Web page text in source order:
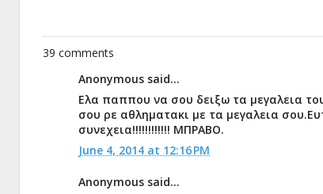
39 comments
Anonymous said...
Eλα παππου να σου δειξω τα μεγαλεια
σου ρε αθληματακι με τα μεγαλεια
συνεχεια!!!!!!!!!!!! ΜΠΡΑΒΟ.
June 4, 2014 at 12:16 PM
Anonymous said...